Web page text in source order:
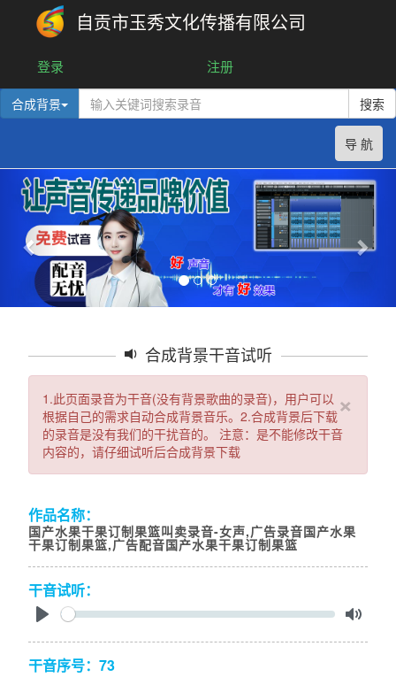
自贡市玉秀文化传播有限公司
登录 注册
合成背景 搜索
导 航
合成背景干音试听
×
1.此页面录音为干音(没有背景歌曲的录音)，用户可以
根据自己的需求自动合成背景音乐。2.合成背景后下载
的录音是没有我们的干扰音的。 注意：是不能修改干音
内容的，请仔细试听后合成背景下载
作品名称：
国产水果干果订制果篮叫卖录音-女声,广告录音国产水果
干果订制果篮,广告配音国产水果干果订制果篮
干音试听：
Play
Seek
Mute
干音序号：73